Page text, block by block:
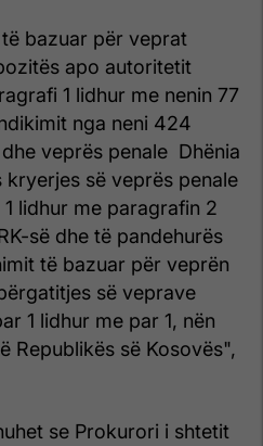
bazuar për veprat
apo autoritetit
1 lidhur me nenin 77
nga neni 424
veprës penale Dhënia
së veprës penale
lidhur me paragrafin 2
së dhe të pandehurës
të bazuar për veprën
së veprave
1 lidhur me par 1, nën
Republikës së Kosovës",
se Prokurori i shtetit